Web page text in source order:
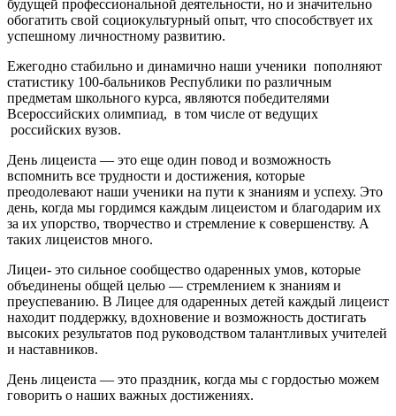
будущей профессиональной деятельности, но и значительно
обогатить свой социокультурный опыт, что способствует их
успешному личностному развитию.
Ежегодно стабильно и динамично наши ученики пополняют
статистику 100-бальников Республики по различным
предметам школьного курса, являются победителями
Всероссийских олимпиад, в том числе от ведущих
российских вузов.
День лицеиста — это еще один повод и возможность
вспомнить все трудности и достижения, которые
преодолевают наши ученики на пути к знаниям и успеху. Это
день, когда мы гордимся каждым лицеистом и благодарим их
за их упорство, творчество и стремление к совершенству. А
таких лицеистов много.
Лицеи- это сильное сообщество одаренных умов, которые
объединены общей целью — стремлением к знаниям и
преуспеванию. В Лицее для одаренных детей каждый лицеист
находит поддержку, вдохновение и возможность достигать
высоких результатов под руководством талантливых учителей
и наставников.
День лицеиста — это праздник, когда мы с гордостью можем
говорить о наших важных достижениях.